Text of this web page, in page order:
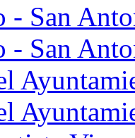
- San
- San